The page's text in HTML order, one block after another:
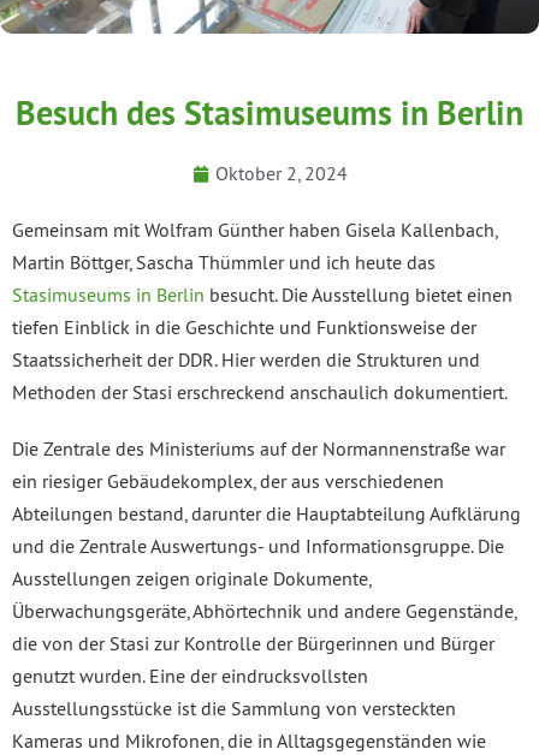
Besuch des Stasimuseums in Berlin
Oktober 2, 2024
Gemeinsam mit Wolfram Günther haben Gisela Kallenbach,
Martin Böttger, Sascha Thümmler und ich heute das
Stasimuseums in Berlin besucht. Die Ausstellung bietet einen
tiefen Einblick in die Geschichte und Funktionsweise der
Staatssicherheit der DDR. Hier werden die Strukturen und
Methoden der Stasi erschreckend anschaulich dokumentiert.
Die Zentrale des Ministeriums auf der Normannenstraße war
ein riesiger Gebäudekomplex, der aus verschiedenen
Abteilungen bestand, darunter die Hauptabteilung Aufklärung
und die Zentrale Auswertungs- und Informationsgruppe. Die
Ausstellungen zeigen originale Dokumente,
Überwachungsgeräte, Abhörtechnik und andere Gegenstände,
die von der Stasi zur Kontrolle der Bürgerinnen und Bürger
genutzt wurden. Eine der eindrucksvollsten
Ausstellungsstücke ist die Sammlung von versteckten
Kameras und Mikrofonen, die in Alltagsgegenständen wie